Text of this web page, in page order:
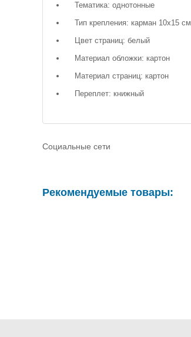
Тематика: однотонные
Тип крепления: карман 10х15 см
Цвет страниц: белый
Материал обложки: картон
Материал страниц: картон
Переплет: книжный
Социальные сети
Рекомендуемые товары: